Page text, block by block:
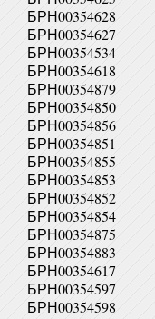
БРН00354628
БРН00354627
БРН00354534
БРН00354618
БРН00354879
БРН00354850
БРН00354856
БРН00354851
БРН00354855
БРН00354853
БРН00354852
БРН00354854
БРН00354875
БРН00354883
БРН00354617
БРН00354597
БРН00354598